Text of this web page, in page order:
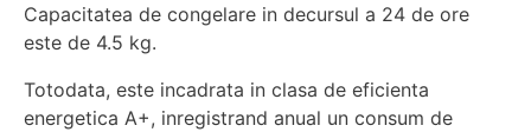
Capacitatea de congelare in decursul a 24 de ore
este de 4.5 kg.
Totodata, este incadrata in clasa de eficienta
energetica A+, inregistrand anual un consum de